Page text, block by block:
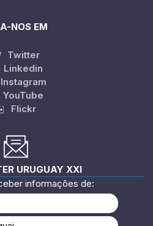
NOS EM
Twitter
Linkedin
Instagram
YouTube
Flickr
URUGUAY XXI
informações de: